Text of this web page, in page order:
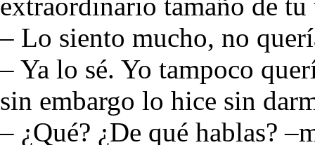
– Lo siento mucho, no
– Ya lo sé. Yo tampoco
sin embargo lo hice sin
– ¿Qué? ¿De qué hablas?